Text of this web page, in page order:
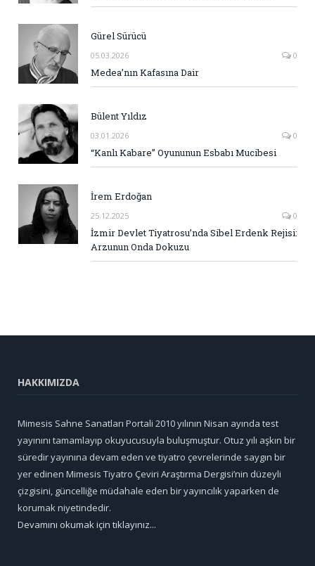
Gürel Sürücü
05.03.2026 0
Medea’nın Kafasına Dair
Bülent Yıldız
03.01.2026 0
“Kanlı Kabare” Oyununun Esbabı Mucibesi
İrem Erdoğan
25.12.2025 0
İzmir Devlet Tiyatrosu’nda Sibel Erdenk Rejisi:
Arzunun Onda Dokuzu
HAKKIMIZDA
Mimesis Sahne Sanatları Portali 2010 yılının Nisan ayında test
yayınını tamamlayıp okuyucusuyla buluşmuştur. Otuz yılı aşkın bir
süredir yayınına devam eden ve tiyatro çevrelerinde saygın bir
yer edinen Mimesis Tiyatro Çeviri Araştırma Dergisi’nin düzeyli
çizgisini, güncelliğe müdahale eden bir yayıncılık yaparken de
korumak niyetindedir.
Devamını okumak için tıklayınız...